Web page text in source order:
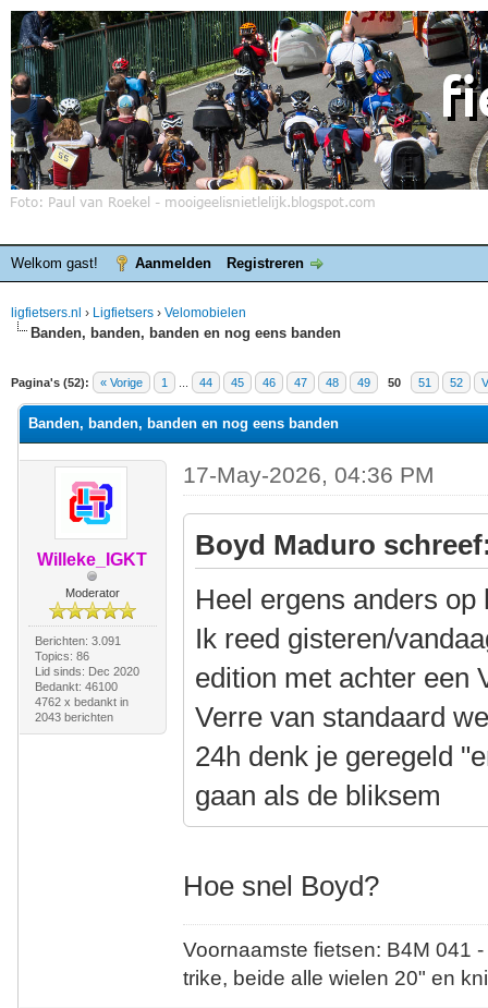
Welkom gast! Aanmelden Registreren
ligfietsers.nl › Ligfietsers › Velomobielen
Banden, banden, banden en nog eens banden
Pagina's (52): « Vorige 1 44 45 46 47 48 49 50 51 52
waardering is 3
Banden, banden, banden en nog eens banden
Willeke_IGKT
Moderator
Berichten: 3.091
Topics: 86
Lid sinds: Dec 2020
Bedankt: 46100
4762 x bedankt in
2043 berichten
17-May-2026, 04:36 PM
Boyd Maduro
Heel ergens anders op
Ik reed gisteren/
edition met achter een
Verre van standaard
24h denk je geregeld
gaan als de bliksem
Hoe snel Boyd?
Voornaamste fietsen: B4M
trike, beide alle wielen 20" en